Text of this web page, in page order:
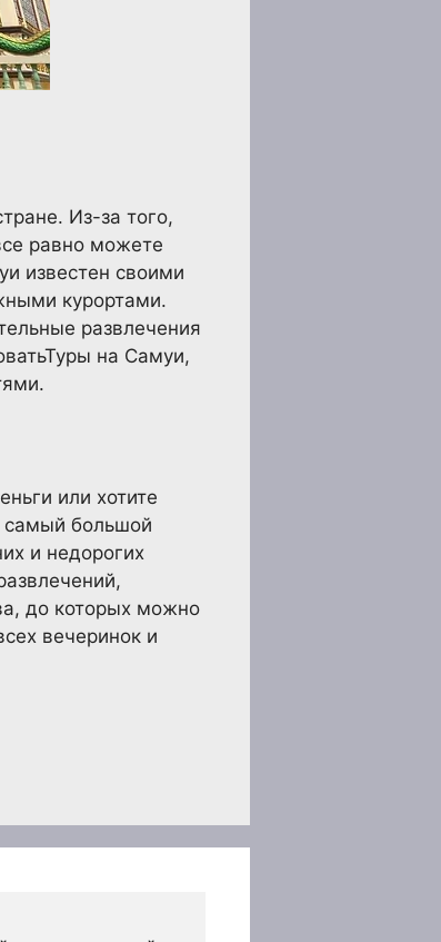
Из-за того,
равно можете
известен своими
курортами.
развлечения
на Самуи,
или хотите
самый большой
и недорогих
до которых можно
вечеринок и